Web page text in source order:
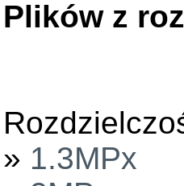
Plików z
» 1.3MPx